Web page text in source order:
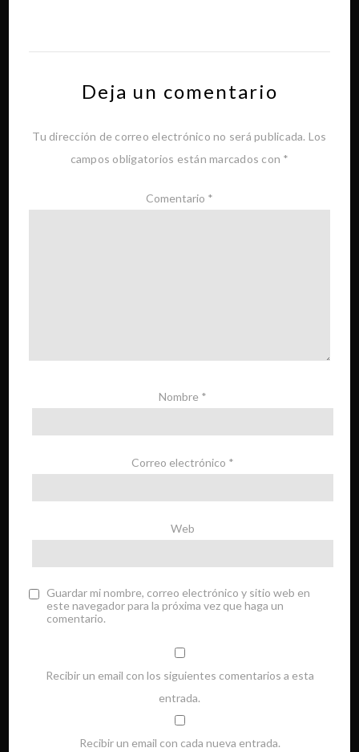
Deja un comentario
Tu dirección de correo electrónico no será publicada. Los
campos obligatorios están marcados con *
Comentario *
Nombre *
Correo electrónico *
Web
Guardar mi nombre, correo electrónico y sitio web en
este navegador para la próxima vez que haga un
comentario.
Recibir un email con los siguientes comentarios a esta
entrada.
Recibir un email con cada nueva entrada.